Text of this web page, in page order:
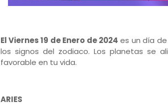
El Viernes 19 de Enero de 2024 es un día
los signos del zodiaco. Los planetas se
favorable en tu vida.
ARIES